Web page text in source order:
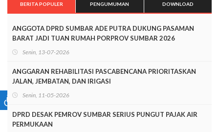
BERITA POPULER PENGUMUMAN DOWNLOAD
ANGGOTA DPRD SUMBAR ADE PUTRA DUKUNG PASAMAN
BARAT JADI TUAN RUMAH PORPROV SUMBAR 2026
Senin, 13-07-2026
ANGGARAN REHABILITASI PASCABENCANA PRIORITASKAN
JALAN, JEMBATAN, DAN IRIGASI
Senin, 11-05-2026
DPRD DESAK PEMROV SUMBAR SERIUS PUNGUT PAJAK AIR
PERMUKAAN